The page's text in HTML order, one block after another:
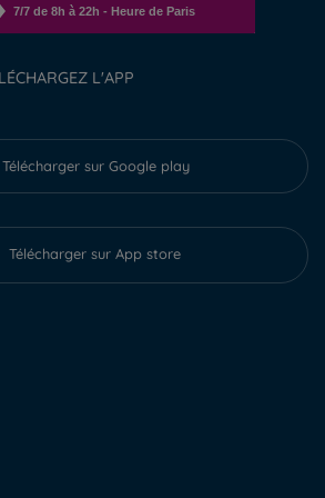
7/7 de 8h à 22h - Heure de Paris
L'APP
Télécharger sur Google play
Télécharger sur App store